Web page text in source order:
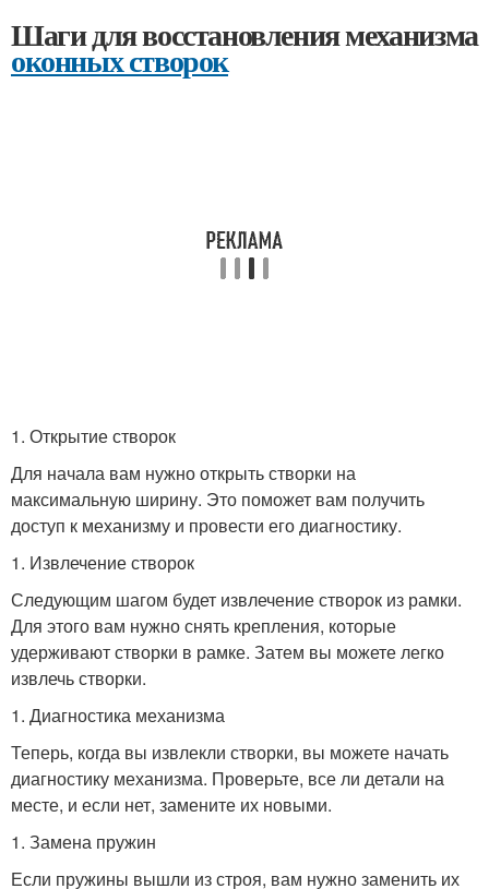
Шаги для восстановления механизма
оконных створок
1. Открытие створок
Для начала вам нужно открыть створки на
максимальную ширину. Это поможет вам получить
доступ к механизму и провести его диагностику.
1. Извлечение створок
Следующим шагом будет извлечение створок из рамки.
Для этого вам нужно снять крепления, которые
удерживают створки в рамке. Затем вы можете легко
извлечь створки.
1. Диагностика механизма
Теперь, когда вы извлекли створки, вы можете начать
диагностику механизма. Проверьте, все ли детали на
месте, и если нет, замените их новыми.
1. Замена пружин
Если пружины вышли из строя, вам нужно заменить их